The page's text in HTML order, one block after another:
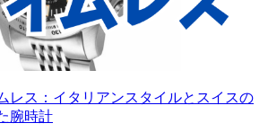
レス：イタリアンスタイルとスイスの
腕時計